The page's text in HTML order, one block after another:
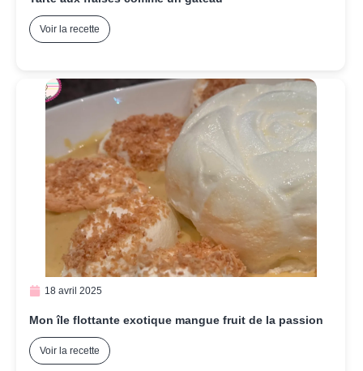
Voir la recette
18 avril 2025
Mon île flottante exotique mangue fruit de la passion
Voir la recette